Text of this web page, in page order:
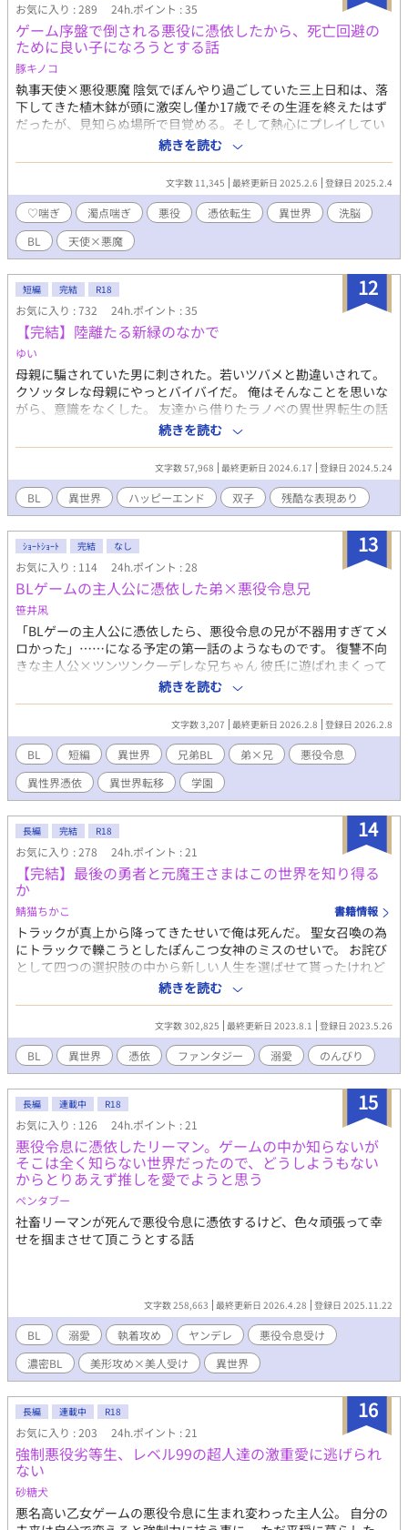
お気に入り : 289 24h.ポイント : 35
ゲーム序盤で倒される悪役に憑依したから、死亡回避の
ために良い子になろうとする話
豚キノコ
執事天使×悪役悪魔 陰気でぼんやり過ごしていた三上日和は、落
下してきた植木鉢が頭に激突し僅か17歳でその生涯を終えたはず
だったが、見知らぬ場所で目覚める。そして熱心にプレイしてい
たゲームの悪役キャラクター、悪魔ウルスの体に自身が憑依して
いることに気がついてしまった。 日和はどうにかして生き延びる
ため、良い子になろうと決意する。 本編1話+短い攻め視点 【注
意】 ・メリーバッドエンドです ・受けが可哀想な目にあいます
・受けの頭が弱い、幼児退行のような描写があります ・痛みはあ
りませんが欠損描写があります ・♡、濁点喘ぎ過多。攻めのセリ
フにも♡がつきます ・展開が早いため、苦手な方は閲覧をおすす
めしません
続きを読む
文字数 11,345 最終更新日 2025.2.6 登録日 2025.2.4
♡喘ぎ 濁点喘ぎ 悪役 憑依転生 異世界
洗脳
BL
天使×悪魔
12
短編 完結 R18
お気に入り : 732 24h.ポイント : 35
【完結】陸離たる新緑のなかで
ゆい
母親に騙されていた男に刺された。若いツバメと勘違いされて。
クソッタレな母親にやっとバイバイだ。 俺はそんなことを思いな
がら、意識をなくした。 友達から借りたラノベの異世界転生の話
に似ているな、なんて思ってしまったら、異世界憑依していた。
無事完結となりました。 いいねやお気に入り、応援をたくさんい
ただきありがとうございます。
続きを読む
文字数 57,968 最終更新日 2024.6.17 登録日 2024.5.24
BL 異世界 ハッピーエンド 双子 残酷な表現あり
13
ｼｮｰﾄｼｮｰﾄ 完結 なし
お気に入り : 114 24h.ポイント : 28
BLゲームの主人公に憑依した弟×悪役令息兄
笹井凩
「BLゲーの主人公に憑依したら、悪役令息の兄が不器用すぎてメ
ロかった」……になる予定の第一話のようなものです。 復讐不向
きな主人公×ツンツンクーデレな兄ちゃん 彼氏に遊ばれまくって
きた主人公が彼氏の遊び相手に殺され、転生後、今度こそ性格が
終わっている男共を粛清してやろうとするのに、情が湧いてなか
なか上手くいかない。 そんな中、ゲームキャラで一番嫌いであっ
たはずのゲスい悪役令息、今生では兄に当たる男ファルトの本性
を知って愛情が芽生えてしまい——。 となるアレです。性癖。 何
より、対人関係に恵まれなかったせいで歪んだ愛情を求め、与え
てしまう二人が非常に好きなんですよね。 本当は義理の兄弟とか
にしたほうが倫理観からすると良いのでしょうが、本能には抗え
ませんでした。 今日までの短編公募に間に合わなかったため供
養。 プロットはあるので、ご好評でしたら続きも載せたいなと思
っております。 性癖の近しい方に刺されば、非常に嬉しいです。
いいね、ご感想大変励みになります。ありがとうございます。
続きを読む
文字数 3,207 最終更新日 2026.2.8 登録日 2026.2.8
BL 短編 異世界 兄弟BL 弟×兄
悪役令息
異性界憑依
異世界転移 学園
14
長編 完結 R18
お気に入り : 278 24h.ポイント : 21
【完結】最後の勇者と元魔王さまはこの世界を知り得る
か
鯖猫ちかこ 書籍情報
トラックが真上から降ってきたせいで俺は死んだ。 聖女召喚の為
にトラックで轢こうとしたぽんこつ女神のミスのせいで。 お詫び
として四つの選択肢の中から新しい人生を選ばせて貰ったけれど
も、魔王がいるなんて聞いてない！思ってたのと違う！ 自分の役
目を果たす為に旅立ったけれど、これってもしかして、考えてい
た世界の救い方ではないのかも？そんなチート級勇者×甘ったれ
元魔王プラスαの物語 ※魔力阻害魔力供給なんでもあり、交互に
ふたりの視点で進んでいきます ※受がちょっと、大分幼め ※女体
化の話が出ますが女体化ありません ※R18部分には*がつきます
続きを読む
文字数 302,825 最終更新日 2023.8.1 登録日 2023.5.26
BL 異世界 憑依 ファンタジー 溺愛 のんびり
15
長編 連載中 R18
お気に入り : 126 24h.ポイント : 21
悪役令息に憑依したリーマン。ゲームの中か知らないが
そこは全く知らない世界だったので、どうしようもない
からとりあえず推しを愛でようと思う
ペンタブー
社畜リーマンが死んで悪役令息に憑依するけど、色々頑張って幸
せを掴まさせて頂こうとする話
文字数 258,663 最終更新日 2026.4.28 登録日 2025.11.22
BL 溺愛 執着攻め ヤンデレ
悪役令息受け
濃密BL
美形攻め×美人受け 異世界
16
長編 連載中 R18
お気に入り : 203 24h.ポイント : 21
強制悪役劣等生、レベル99の超人達の激重愛に逃げられ
ない
砂糖犬
悪名高い乙女ゲームの悪役令息に生まれ変わった主人公。 自分の